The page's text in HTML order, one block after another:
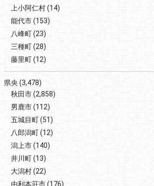
上小阿仁村(14)
能代市(153)
八峰町(23)
三種町(28)
藤里町(12)
県央(3,478)
秋田市(2,858)
男鹿市(112)
五城目町(51)
八郎潟町(12)
潟上市(140)
井川町(13)
大潟村(22)
由利本荘市(176)